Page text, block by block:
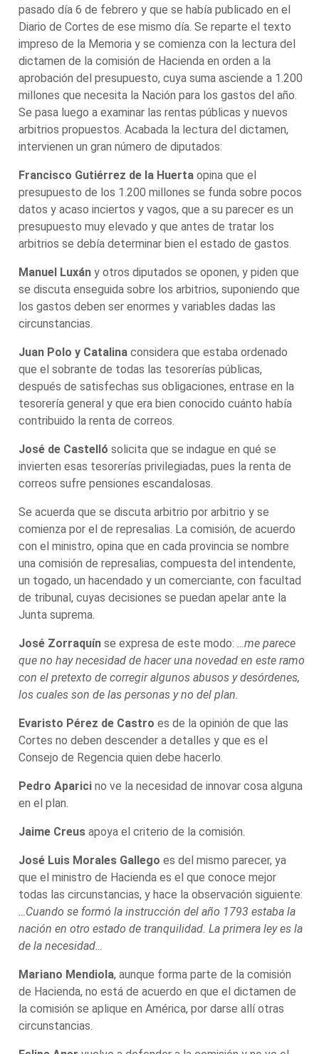
pasado día 6 de febrero y que se había publicado en el
Diario de Cortes de ese mismo día. Se reparte el texto
impreso de la Memoria y se comienza con la lectura del
dictamen de la comisión de Hacienda en orden a la
aprobación del presupuesto, cuya suma asciende a 1.200
millones que necesita la Nación para los gastos del año.
Se pasa luego a examinar las rentas públicas y nuevos
arbitrios propuestos. Acabada la lectura del dictamen,
intervienen un gran número de diputados:
Francisco Gutiérrez de la Huerta opina que el
presupuesto de los 1.200 millones se funda sobre pocos
datos y acaso inciertos y vagos, que a su parecer es un
presupuesto muy elevado y que antes de tratar los
arbitrios se debía determinar bien el estado de gastos.
Manuel Luxán y otros diputados se oponen, y piden que
se discuta enseguida sobre los arbitrios, suponiendo que
los gastos deben ser enormes y variables dadas las
circunstancias.
Juan Polo y Catalina considera que estaba ordenado
que el sobrante de todas las tesorerías públicas,
después de satisfechas sus obligaciones, entrase en la
tesorería general y que era bien conocido cuánto había
contribuido la renta de correos.
José de Castelló solicita que se indague en qué se
invierten esas tesorerías privilegiadas, pues la renta de
correos sufre pensiones escandalosas.
Se acuerda que se discuta arbitrio por arbitrio y se
comienza por el de represalias. La comisión, de acuerdo
con el ministro, opina que en cada provincia se nombre
una comisión de represalias, compuesta del intendente,
un togado, un hacendado y un comerciante, con facultad
de tribunal, cuyas decisiones se puedan apelar ante la
Junta suprema.
José Zorraquín se expresa de este modo:…me parece
que no hay necesidad de hacer una novedad en este ramo
con el pretexto de corregir algunos abusos y desórdenes,
los cuales son de las personas y no del plan.
Evaristo Pérez de Castro es de la opinión de que las
Cortes no deben descender a detalles y que es el
Consejo de Regencia quien debe hacerlo.
Pedro Aparici no ve la necesidad de innovar cosa alguna
en el plan.
Jaime Creusapoya el criterio de la comisión.
José Luis Morales Gallego es del mismo parecer, ya
que el ministro de Hacienda es el que conoce mejor
todas las circunstancias, y hace la observación siguiente:
…Cuando se formó la instrucción del año 1793 estaba la
nación en otro estado de tranquilidad. La primera ley es la
de la necesidad…
Mariano Mendiola, aunque forma parte de la comisión
de Hacienda, no está de acuerdo en que el dictamen de
la comisión se aplique en América, por darse allí otras
circunstancias.